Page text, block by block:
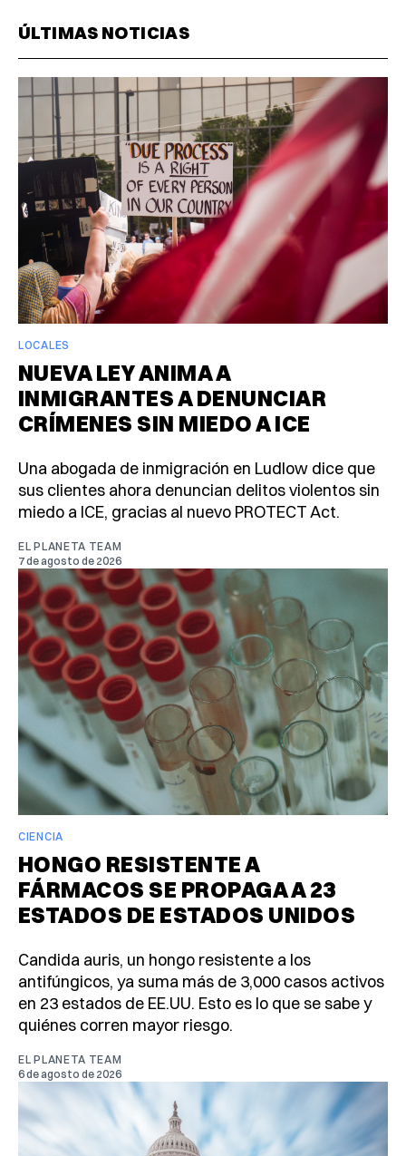
ÚLTIMAS NOTICIAS
LOCALES
NUEVA LEY ANIMA A
INMIGRANTES A DENUNCIAR
CRÍMENES SIN MIEDO A ICE
Una abogada de inmigración en Ludlow dice que
sus clientes ahora denuncian delitos violentos sin
miedo a ICE, gracias al nuevo PROTECT Act.
EL PLANETA TEAM
7 de agosto de 2026
CIENCIA
HONGO RESISTENTE A
FÁRMACOS SE PROPAGA A 23
ESTADOS DE ESTADOS UNIDOS
Candida auris, un hongo resistente a los
antifúngicos, ya suma más de 3,000 casos activos
en 23 estados de EE.UU. Esto es lo que se sabe y
quiénes corren mayor riesgo.
EL PLANETA TEAM
6 de agosto de 2026